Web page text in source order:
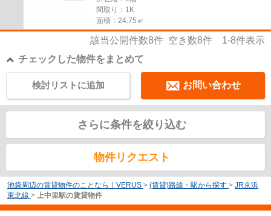
間取り：1K
面積：24.75㎡
該当公開件数8件 空き数8件 1-8件表示
チェックした物件をまとめて
お問い合わせ
検討リストに追加
さらに条件を絞り込む
物件リクエスト
池袋周辺の賃貸物件のことなら｜VERUS > (賃貸)路線・駅から探す > JR京浜
東北線 > 上中里駅の賃貸物件